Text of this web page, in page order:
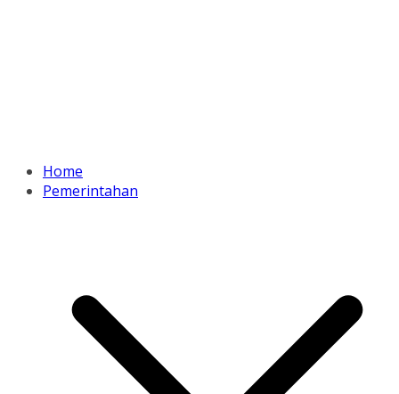
Home
Pemerintahan